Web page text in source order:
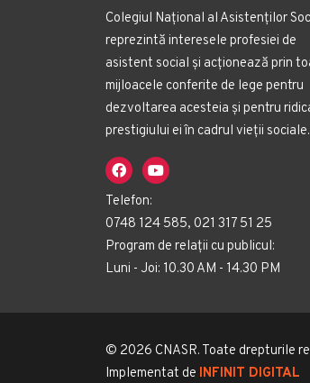
Colegiul Național al Asistenților
reprezintă interesele profesiei de
asistent social și acționează prin
mijloacele conferite de lege pentru
dezvoltarea acesteia și pentru
prestigiului ei în cadrul vieții sociale.
Telefon:
0748 124 585, 021 317 51 25
Program de relații cu publicul:
Luni - Joi: 10.30 AM - 14.30 PM
© 2026 CNASR. Toate drepturile
Implementat de INFINIT DIGITAL